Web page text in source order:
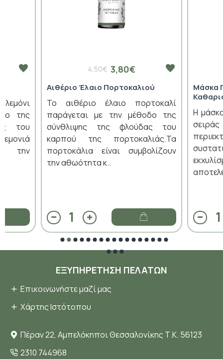
της
του
την
3,80€
4,50€
Αιθέριο Έλαιο Πορτοκαλιού
Το αιθέριο έλαιο πορτοκαλί
παράγεται με την μέθοδο της
σύνθλιψης της φλούδας του
καρπού της πορτοκαλιάς.Τα
πορτοκάλια είναι συμβολίζουν
την αθωότητα κ..
Μάσκα
Η
ΕΞΥΠΗΡΈΤΗΣΗ ΠΕΛΑΤΏΝ
Επικοινωνήστε μαζί μας
Χάρτης Ιστότοπου
Πέραν 22, Αμπελόκηποι Θεσσαλονίκης Τ.Κ. 56123
2310 744968